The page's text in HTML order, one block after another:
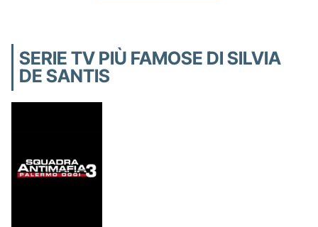
SERIE TV PIÙ FAMOSE DI SILVIA
DE SANTIS